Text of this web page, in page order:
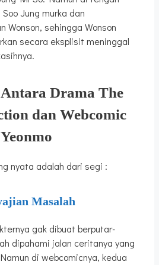
Jung murka dan
Wonson, sehingga Wonson
secara eksplisit meninggal
Drama The
dan Webcomic
Yeonmo
nyata adalah dari segi :
Masalah
gak dibuat berputar-
dipahami jalan ceritanya yang
di webcomicnya, kedua